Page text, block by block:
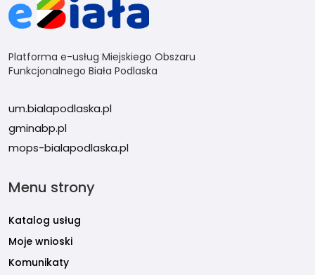
Platforma e-usług Miejskiego Obszaru
Funkcjonalnego Biała Podlaska
um.bialapodlaska.pl
gminabp.pl
mops-bialapodlaska.pl
Menu strony
Katalog usług
Moje wnioski
Komunikaty